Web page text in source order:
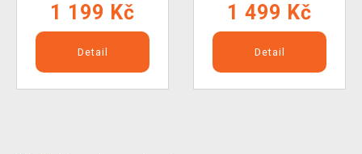
1 199 Kč
Detail
1 499 Kč
Detail